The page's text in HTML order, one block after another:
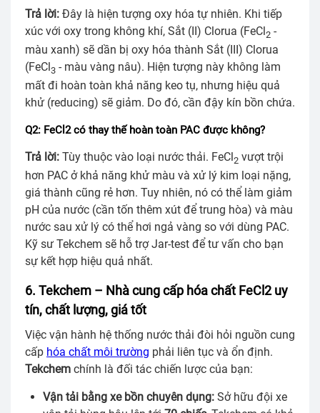
Trả lời: Đây là hiện tượng oxy hóa tự nhiên. Khi tiếp
xúc với oxy trong không khí, Sắt (II) Clorua (FeCl2 -
màu xanh) sẽ dần bị oxy hóa thành Sắt (III) Clorua
(FeCl3 - màu vàng nâu). Hiện tượng này không làm
mất đi hoàn toàn khả năng keo tụ, nhưng hiệu quả
khử (reducing) sẽ giảm. Do đó, cần đậy kín bồn chứa.
Q2: FeCl2 có thay thế hoàn toàn PAC được không?
Trả lời: Tùy thuộc vào loại nước thải. FeCl2 vượt trội
hơn PAC ở khả năng khử màu và xử lý kim loại nặng,
giá thành cũng rẻ hơn. Tuy nhiên, nó có thể làm giảm
pH của nước (cần tốn thêm xút để trung hòa) và màu
nước sau xử lý có thể hơi ngả vàng so với dùng PAC.
Kỹ sư Tekchem sẽ hỗ trợ Jar-test để tư vấn cho bạn
sự kết hợp hiệu quả nhất.
6. Tekchem – Nhà cung cấp hóa chất FeCl2 uy
tín, chất lượng, giá tốt
Việc vận hành hệ thống nước thải đòi hỏi nguồn cung
cấp hóa chất môi trường phải liên tục và ổn định.
Tekchem chính là đối tác chiến lược của bạn:
Vận tải bằng xe bồn chuyên dụng: Sở hữu đội xe